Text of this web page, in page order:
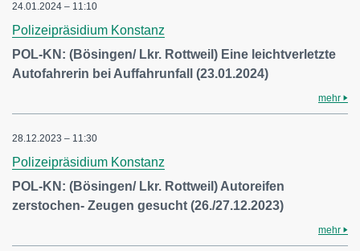
24.01.2024 – 11:10
Polizeipräsidium Konstanz
POL-KN: (Bösingen/ Lkr. Rottweil) Eine leichtverletzte
Autofahrerin bei Auffahrunfall (23.01.2024)
mehr
28.12.2023 – 11:30
Polizeipräsidium Konstanz
POL-KN: (Bösingen/ Lkr. Rottweil) Autoreifen
zerstochen- Zeugen gesucht (26./27.12.2023)
mehr